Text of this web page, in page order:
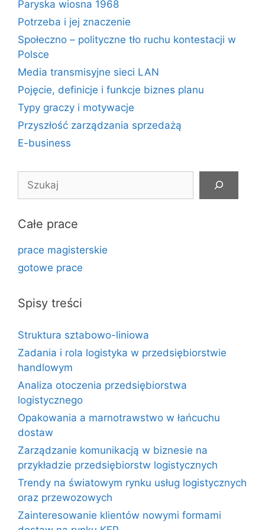
Paryska wiosna 1968
Potrzeba i jej znaczenie
Społeczno – polityczne tło ruchu kontestacji w
Polsce
Media transmisyjne sieci LAN
Pojęcie, definicje i funkcje biznes planu
Typy graczy i motywacje
Przyszłość zarządzania sprzedażą
E-business
Całe prace
prace magisterskie
gotowe prace
Spisy treści
Struktura sztabowo-liniowa
Zadania i rola logistyka w przedsiębiorstwie
handlowym
Analiza otoczenia przedsiębiorstwa
logistycznego
Opakowania a marnotrawstwo w łańcuchu
dostaw
Zarządzanie komunikacją w biznesie na
przykładzie przedsiębiorstw logistycznych
Trendy na światowym rynku usług logistycznych
oraz przewozowych
Zainteresowanie klientów nowymi formami